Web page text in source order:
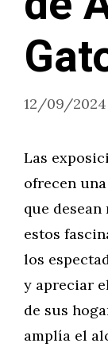
12/09/2024
Las
ofrecen
que
estos
los
y apreciar
de sus
amplía el